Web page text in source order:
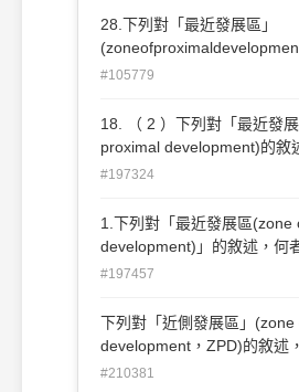
於自己實力所能達到的水平
能達到水平之間 D.它可經由
28.下列對「最近發展區」
者是正確的？(A)它是兒童潛
它是介於自己實力所能達到
助後可能達到水平之間(D)它
#105779
18. （ 2 ）下列對「最近發展區」(zone of
proximal development)的敘
確的？ (A)它是兒童潛能所能
是介於自己實力所能達到的
後可能達到水平之間 (D)它可
#197324
1.下列對「最近發展區(zone
development)」的敘述，何
它是兒童潛力所能發展的區
能達到的水平與成人協助後
間D他可經由智力測驗和成就
#197457
下列對「近側發展區」
development，ZPD)的敘述
的？ A.它是兒童潛能所能發展的區域 B.它
#210381